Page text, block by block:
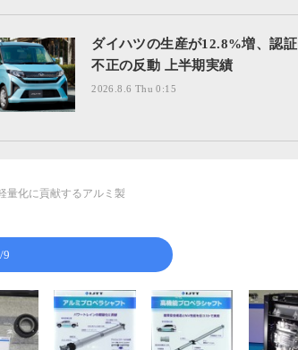
ダイハツの生産が12.8%増、認証
不正の反動 上半期実績
2026.8.6 Thu 0:15
量化に貢献するアルミ製
9